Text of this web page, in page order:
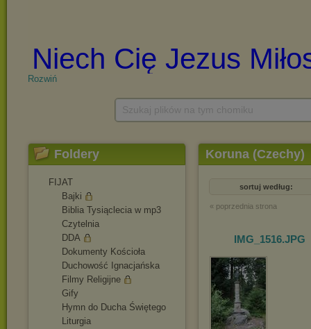
Rozwiń
Foldery
FIJAT
Bajki
Biblia Tysiąclecia w mp3
Czytelnia
DDA
Dokumenty Kościoła
Duchowość Ignacjańska
Filmy Religijne
Gify
Hymn do Ducha Świętego
Liturgia
Koruna (Czechy)
sortuj według:
« poprzednia strona
IMG_1516.JPG